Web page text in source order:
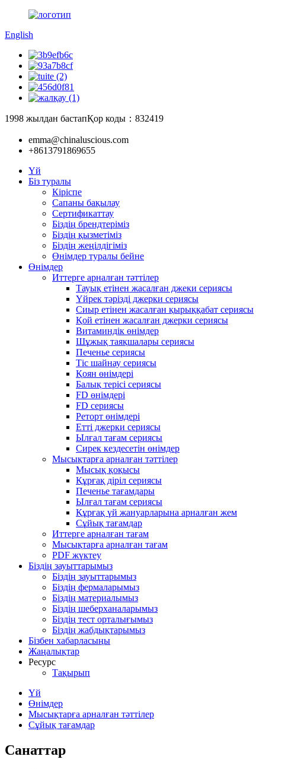
English
1998 жылдан бастапҚор коды：832419
emma@chinaluscious.com
+8613791869655
Үй
Біз туралы
Кіріспе
Сапаны бақылау
Сертификаттау
Біздің брендтеріміз
Біздің қызметіміз
Біздің жеңілдігіміз
Өнімдер туралы бейне
Өнімдер
Иттерге арналған тәттілер
Тауық етінен жасалған джеки сериясы
Үйрек тәрізді джерки сериясы
Сиыр етінен жасалған қырыққабат сериясы
Қой етінен жасалған джерки сериясы
Витаминдік өнімдер
Шұжық таяқшалары сериясы
Печенье сериясы
Тіс шайнау сериясы
Қоян өнімдері
Балық терісі сериясы
FD өнімдері
FD сериясы
Реторт өнімдері
Етті джерки сериясы
Ылғал тағам сериясы
Сирек кездесетін өнімдер
Мысықтарға арналған тәттілер
Мысық қоқысы
Құрғақ діріл сериясы
Печенье тағамдары
Ылғал тағам сериясы
Құрғақ үй жануарларына арналған жем
Сұйық тағамдар
Иттерге арналған тағам
Мысықтарға арналған тағам
PDF жүктеу
Біздің зауыттарымыз
Біздің зауыттарымыз
Біздің фермаларымыз
Біздің материалымыз
Біздің шеберханаларымыз
Біздің тест орталығымыз
Біздің жабдықтарымыз
Бізбен хабарласыңы
Жаңалықтар
Ресурс
Тақырып
Үй
Өнімдер
Мысықтарға арналған тәттілер
Сұйық тағамдар
Санаттар